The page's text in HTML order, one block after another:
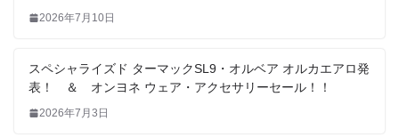
2026年7月10日
スペシャライズド ターマックSL9・オルベア オルカエアロ発
表！ ＆ オンヨネ ウェア・アクセサリーセール！！
2026年7月3日